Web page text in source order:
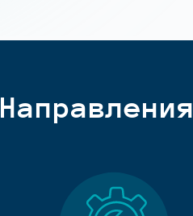
Направления